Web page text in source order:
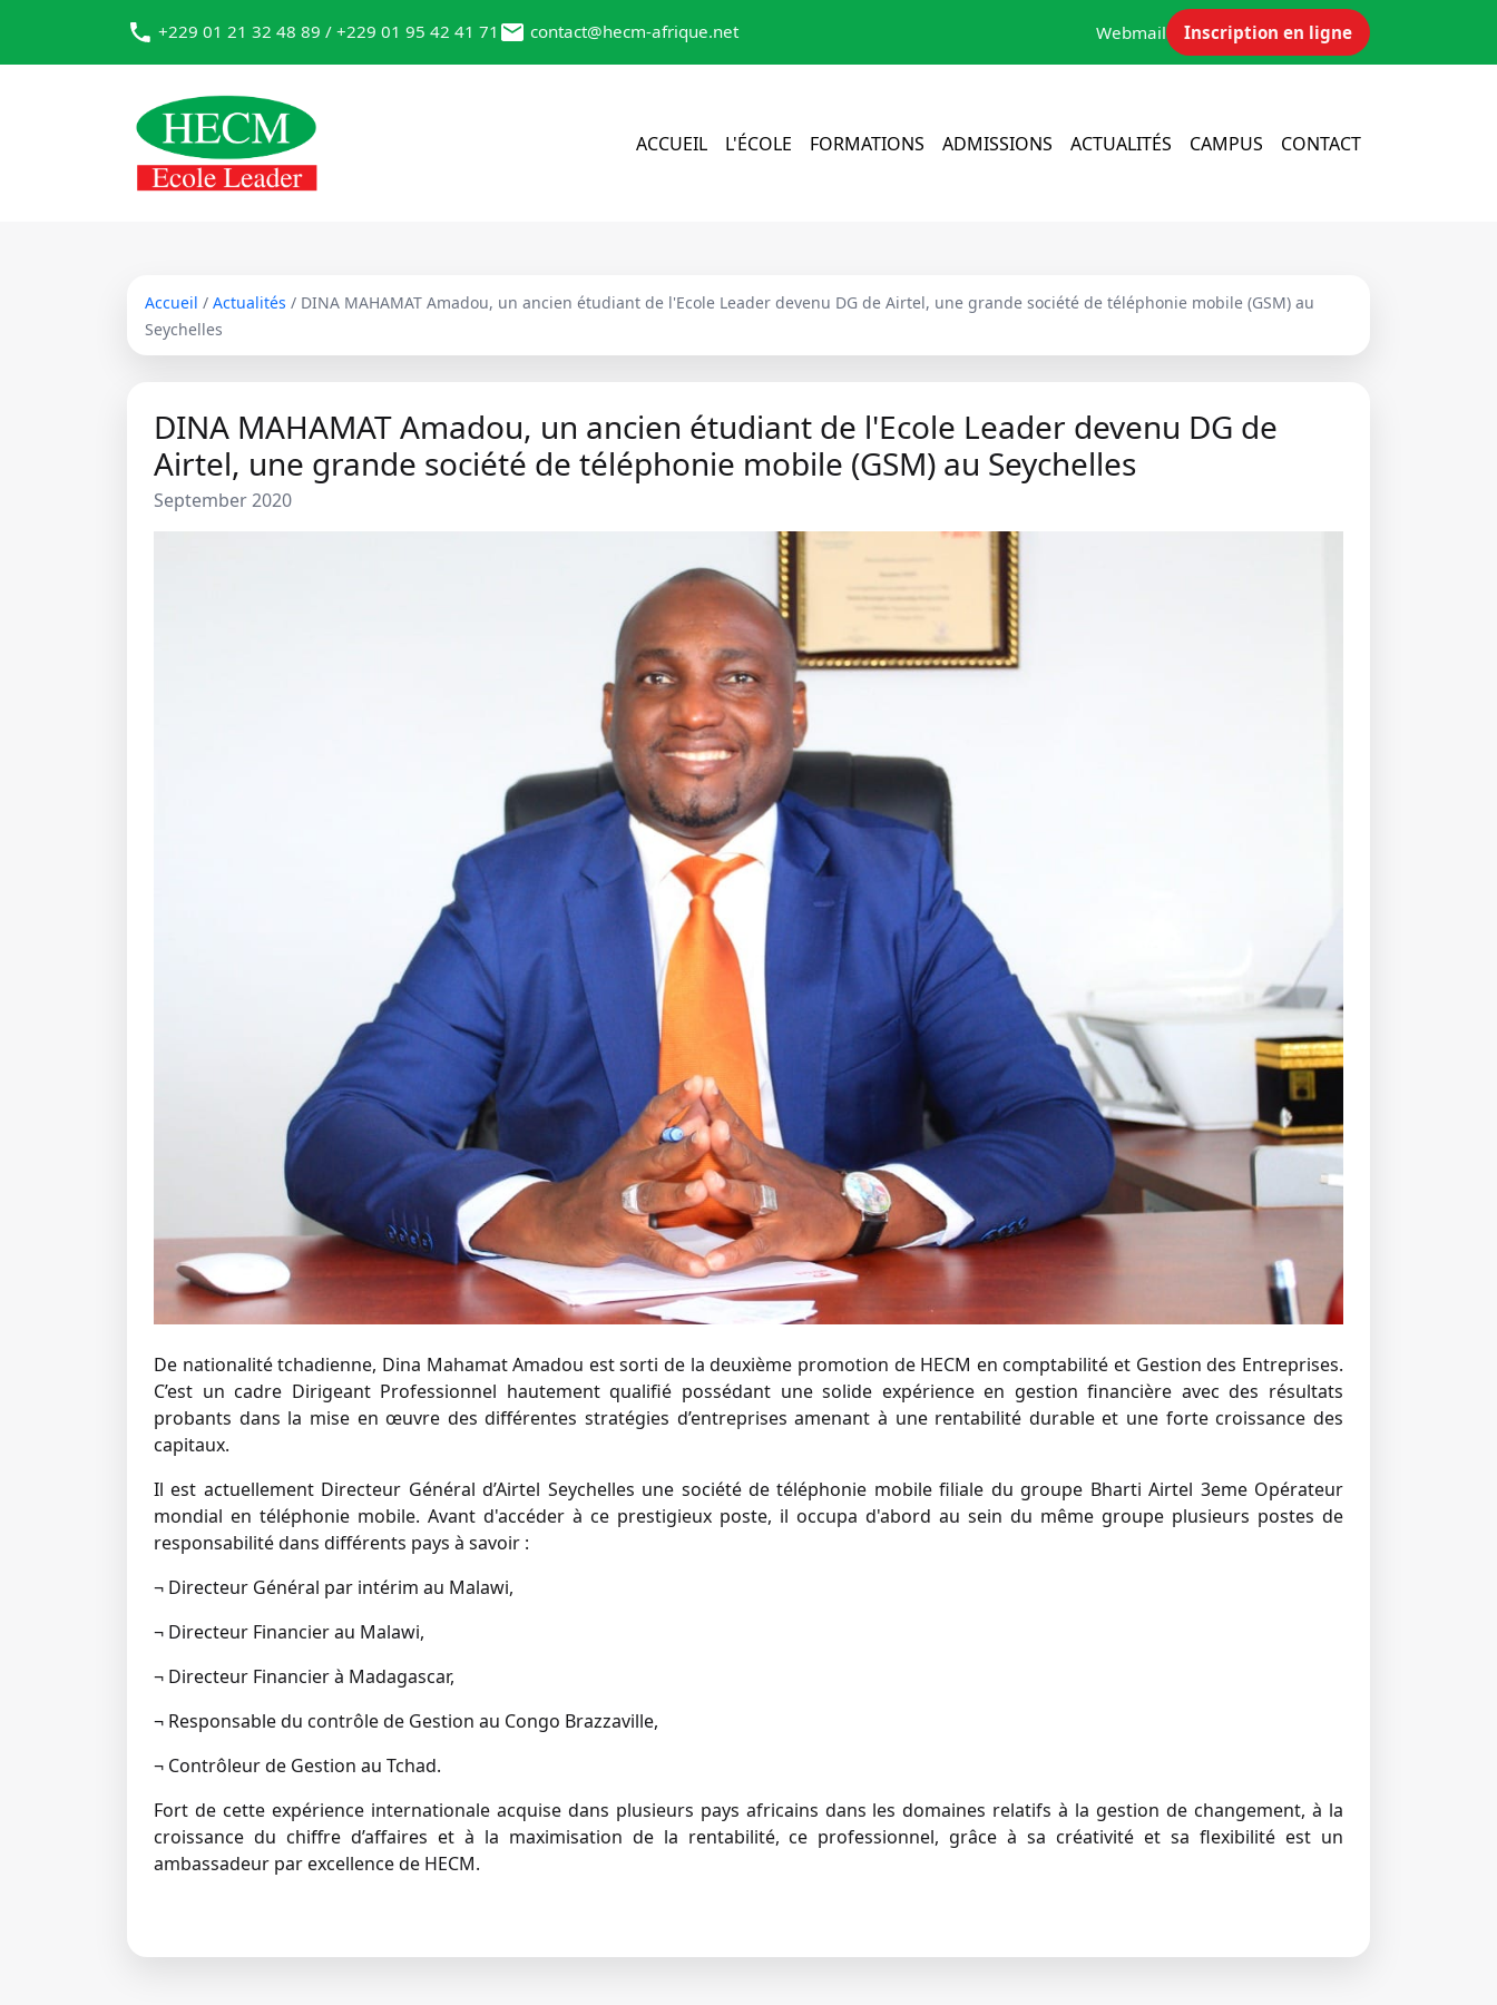
+229 01 21 32 48 89 / +229 01 95 42 41 71 contact@hecm-afrique.net Webmail Inscription en ligne
ACCUEIL L'ÉCOLE FORMATIONS ADMISSIONS ACTUALITÉS CAMPUS CONTACT
Accueil / Actualités / DINA MAHAMAT Amadou, un ancien étudiant de l'Ecole Leader devenu DG de Airtel, une grande société de téléphonie mobile (GSM) au
Seychelles
DINA MAHAMAT Amadou, un ancien étudiant de l'Ecole Leader devenu DG de
Airtel, une grande société de téléphonie mobile (GSM) au Seychelles
September 2020
De nationalité tchadienne, Dina Mahamat Amadou est sorti de la deuxième promotion de HECM en comptabilité et Gestion des Entreprises.
C’est un cadre Dirigeant Professionnel hautement qualifié possédant une solide expérience en gestion financière avec des résultats
probants dans la mise en œuvre des différentes stratégies d’entreprises amenant à une rentabilité durable et une forte croissance des
capitaux.
Il est actuellement Directeur Général d’Airtel Seychelles une société de téléphonie mobile filiale du groupe Bharti Airtel 3eme Opérateur
mondial en téléphonie mobile. Avant d'accéder à ce prestigieux poste, il occupa d'abord au sein du même groupe plusieurs postes de
responsabilité dans différents pays à savoir :
¬ Directeur Général par intérim au Malawi,
¬ Directeur Financier au Malawi,
¬ Directeur Financier à Madagascar,
¬ Responsable du contrôle de Gestion au Congo Brazzaville,
¬ Contrôleur de Gestion au Tchad.
Fort de cette expérience internationale acquise dans plusieurs pays africains dans les domaines relatifs à la gestion de changement, à la
croissance du chiffre d’affaires et à la maximisation de la rentabilité, ce professionnel, grâce à sa créativité et sa flexibilité est un
ambassadeur par excellence de HECM.